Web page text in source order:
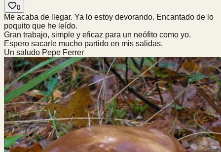
0
Me acaba de llegar. Ya lo estoy devorando. Encantado de lo
poquito que he leído.
Gran trabajo, simple y eficaz para un neófito como yo.
Espero sacarle mucho partido en mis salidas.
Un saludo Pepe Ferrer